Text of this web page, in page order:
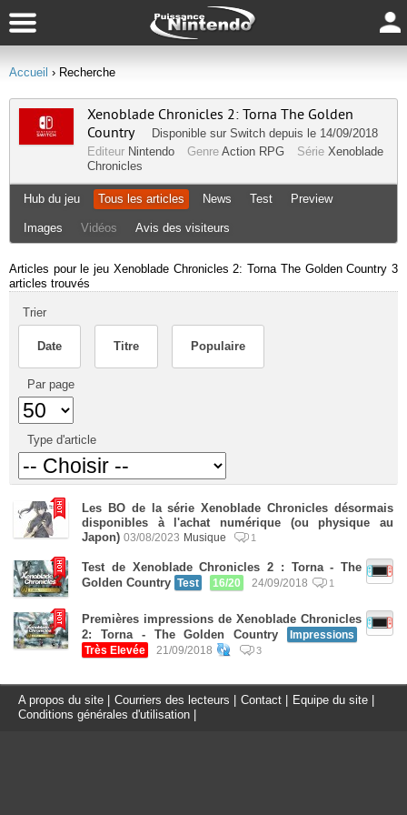
Accueil › Recherche
Xenoblade Chronicles 2: Torna The Golden
Country
Disponible sur Switch depuis le 14/09/2018
Editeur Nintendo Genre Action RPG Série Xenoblade
Chronicles
Hub du jeu Tous les articles News Test Preview
Images Vidéos Avis des visiteurs
Articles pour le jeu Xenoblade Chronicles 2: Torna The Golden Country 3
articles trouvés
Trier
Date Titre Populaire
Par page
Type d'article
Les BO de la série Xenoblade Chronicles désormais
disponibles à l'achat numérique (ou physique au
Japon) 03/08/2023 Musique 1
Test de Xenoblade Chronicles 2 : Torna - The
Golden Country Test 16/20 24/09/2018 1
Premières impressions de Xenoblade Chronicles
2: Torna - The Golden Country
Impressions
Très Elevée
21/09/2018 3
A propos du site Courriers des lecteurs Contact Equipe du site
Conditions générales d'utilisation